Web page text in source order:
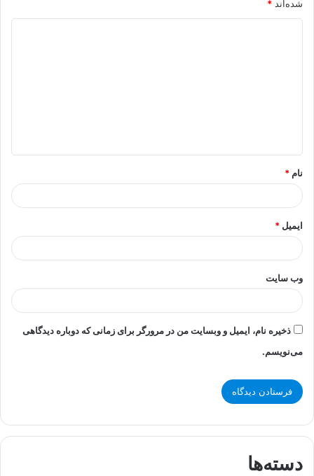
شده‌اند *
*
نام *
ایمیل *
وب‌ سایت
ذخیره نام، ایمیل و وبسایت من در مرورگر برای زمانی که دوباره دیدگاهی
می‌نویسم.
دسته‌ها